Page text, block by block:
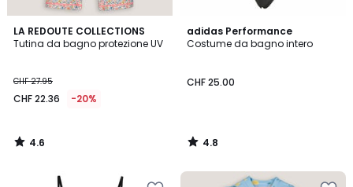
LA REDOUTE COLLECTIONS
Tutina da bagno protezione UV
22.36
invece
CHF
27.95
CHF 27.95
CHF 22.36 -20%
4.6
/ 5
4.6
/
adidas Performance
Costume da bagno intero
CHF 25.00
4.8
/ 5
4.8
/